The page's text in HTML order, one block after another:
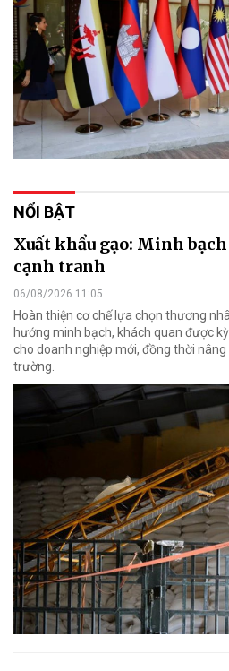
NỔI BẬT
Xuất khẩu gạo: Minh
cạnh tranh
06/08/2026 11:05
Hoàn thiện cơ chế lựa chọn thương
hướng minh bạch, khách quan được
cho doanh nghiệp mới, đồng thời
trường.